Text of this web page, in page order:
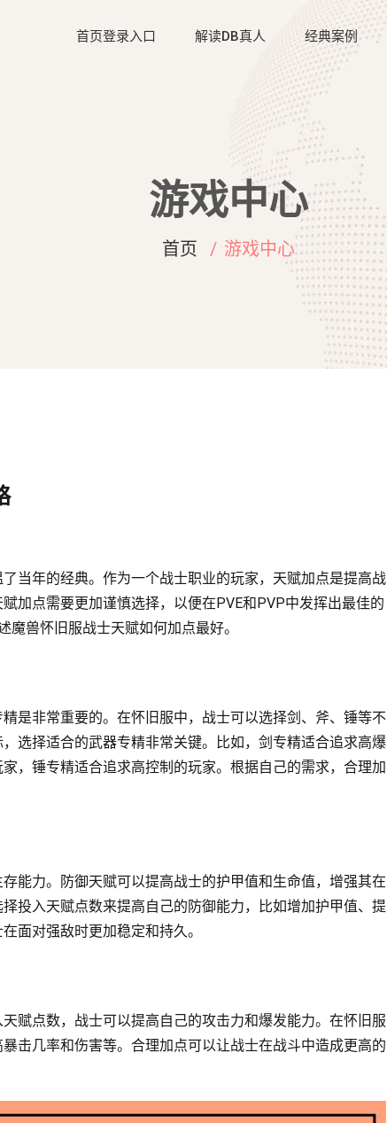
首页登录入口 解读DB真人 经典案例
游戏中心
首页 游戏中心
当年的经典。作为一个战士职业的玩家，天赋加点是提高战
加点需要更加谨慎选择，以便在PVE和PVP中发挥出最佳的
兽怀旧服战士天赋如何加点最好。
是非常重要的。在怀旧服中，战士可以选择剑、斧、锤等不
选择适合的武器专精非常关键。比如，剑专精适合追求高爆
，锤专精适合追求高控制的玩家。根据自己的需求，合理加
能力。防御天赋可以提高战士的护甲值和生命值，增强其在
投入天赋点数来提高自己的防御能力，比如增加护甲值、提
面对强敌时更加稳定和持久。
赋点数，战士可以提高自己的攻击力和爆发能力。在怀旧服
击几率和伤害等。合理加点可以让战士在战斗中造成更高的